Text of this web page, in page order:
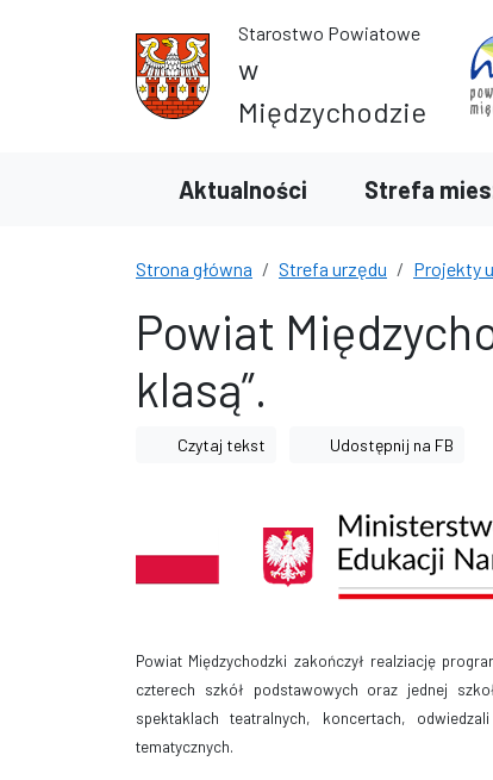
Starostwo Powiatowe
w
Międzychodzie
Aktualności Strefa
Strona główna Strefa urzędu Projekty
Powiat
klasą”.
Czytaj tekst Udostępnij na FB
Powiat Międzychodzki zakończył realziację
czterech szkół podstawowych oraz jednej
spektaklach teatralnych, koncertach,
tematycznych.